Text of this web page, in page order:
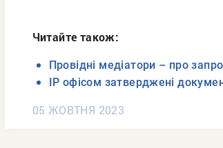
Читайте також:
Провідні медіатори – про
ІР офісом затверджені
05 ЖОВТНЯ 2023